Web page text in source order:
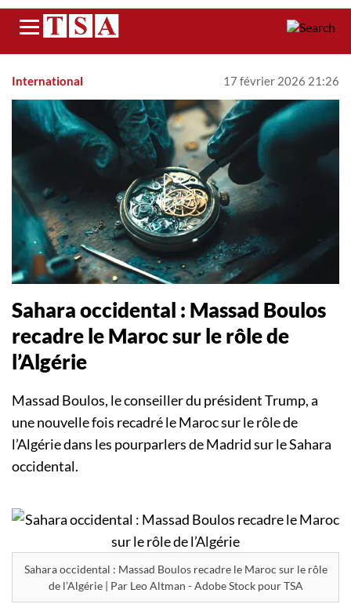
Menu
International 17 février 2026 21:26
Sahara occidental : Massad Boulos
recadre le Maroc sur le rôle de
l’Algérie
Massad Boulos, le conseiller du président Trump, a
une nouvelle fois recadré le Maroc sur le rôle de
l’Algérie dans les pourparlers de Madrid sur le Sahara
occidental.
Sahara occidental : Massad Boulos recadre le Maroc sur le rôle
de l’Algérie | Par Leo Altman - Adobe Stock pour TSA